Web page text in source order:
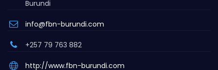
Burundi
info@fbn-burundi.com
+257 79 763 882
http://www.fbn-burundi.com